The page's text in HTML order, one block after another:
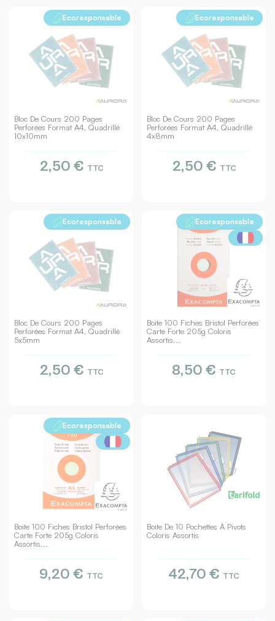
Bloc De Cours 200 Pages
Perforées Format A4, Quadrillé
10x10mm
Ecoresponsable
2,50 € TTC
Bloc De Cours 200 Pages
Perforées Format A4, Quadrillé
4x8mm
Ecoresponsable
2,50 € TTC
Bloc De Cours 200 Pages
Perforées Format A4, Quadrillé
5x5mm
Ecoresponsable
2,50 € TTC
Boite 100 Fiches Bristol Perforées
Carte Forte 205g Coloris
Assortis...
Ecoresponsable
8,50 € TTC
Boite 100 Fiches Bristol Perforées
Carte Forte 205g Coloris
Assortis...
Ecoresponsable
9,20 € TTC
Boite De 10 Pochettes À Pivots
Coloris Assortis
42,70 € TTC